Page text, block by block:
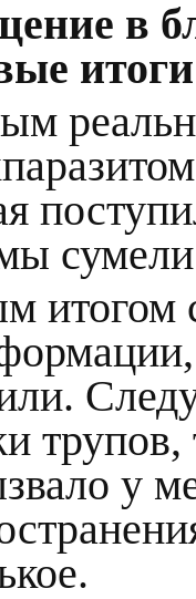
в
итогом
трупов,
у